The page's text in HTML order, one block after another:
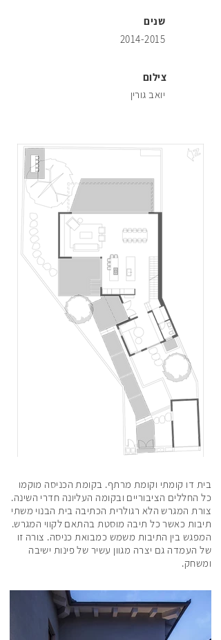
שנים
136
146
2014-2015
צילום
יואב גורין
בית דו קומתי וקומת מרתף. בקומת הכניסה מוקמו
כל החללים הציבוריים ובקומה העליונה חדרי השינה.
צורת המגרש הלא רגולרית הכתיבה בית הבנוי משתי
תיבות כאשר כל תיבה מוסטת בהתאם לקווי המגרש.
המפגש בין התיבות משמש כמבואת כניסה. צורה זו
של העמדה גם יצרה מגוון עשיר של פינות ישיבה
ומשחק.